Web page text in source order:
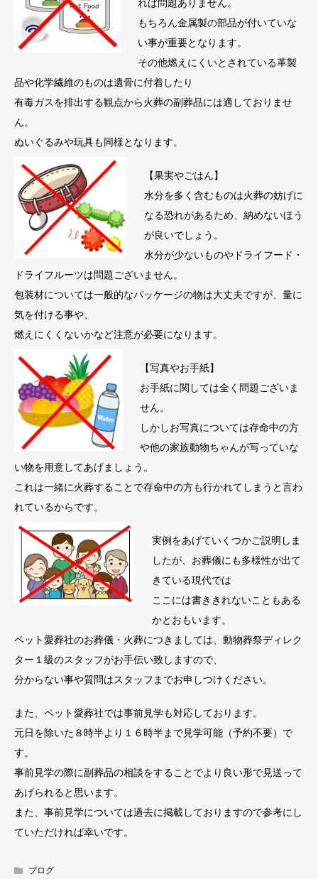
れば問題ありません。
もちろん金属製の部品が付いていな
い事が重要となります。
その他燃えにくいとされている革製
品や化学繊維のものは遺骨に付着したり
有毒ガスを排出する観点から火葬の副葬品には適しておりませ
ん。
ぬいぐるみや玩具も同様となります。
【果実やごはん】
水分を多く含むものは火葬の妨げに
なる恐れがあるため、納めないほう
が良いでしょう。
水分が少ないものやドライフード・
ドライフルーツは問題ございません。
包装材については一般的なパッケージの物は大丈夫ですが、量に
気を付ける事や、
燃えにくくないかなど注意が必要になります。
【写真やお手紙】
お手紙に関しては全く問題ございま
せん。
しかしお写真については存命中の方
や他の家族動物ちゃんが写っていな
い物を用意してあげましょう。
これは一緒に火葬することで存命中の方も行かれてしまうと言わ
れているからです。
実例をあげていくつかご説明しま
したが、お葬儀にも多様性が出て
きている現代では
ここには書ききれないこともある
かとおもいます。
ペット愛葬社のお葬儀・火葬につきましては、動物葬祭ディレク
ター１級のスタッフがお手伝い致しますので、
分からない事や質問はスタッフまでお申しつけください。
また、ペット愛葬社では事前見学も対応しております。
元日を除いた８時半より１６時半まで見学可能（予約不要）で
す。
事前見学の際に副葬品の相談をすることでより良い形で見送って
あげられると思います。
また、事前見学については過去に掲載しておりますので参考にし
ていただければ幸いです。
ブログ